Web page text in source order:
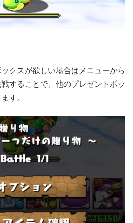
クスが欲しい場合はメニューから
することで、他のプレゼントボッ
す。